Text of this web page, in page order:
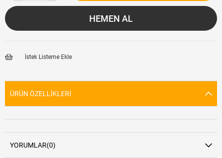
İstek Listeme Ekle
ÜRÜN ÖZELLIKLERI
YORUMLAR(0)